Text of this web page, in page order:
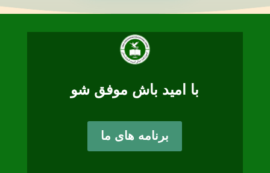
با امید باش موفق شو
برنامه های ما